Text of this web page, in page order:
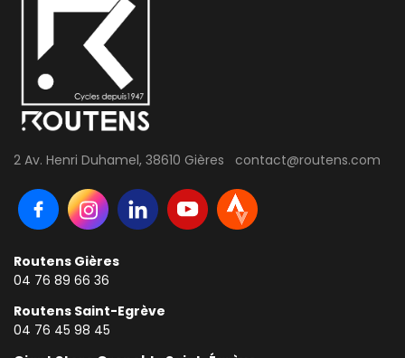
2 Av. Henri Duhamel, 38610 Gières contact@routens.com
Routens Gières
04 76 89 66 36
Routens Saint-Egrève
04 76 45 98 45